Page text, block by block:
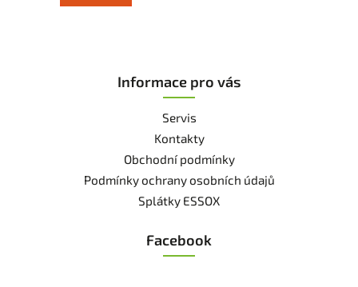
Informace pro vás
Servis
Kontakty
Obchodní podmínky
Podmínky ochrany osobních údajů
Splátky ESSOX
Facebook